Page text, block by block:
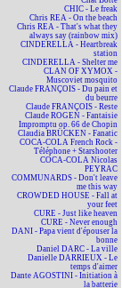
CHIC - Le freak
Chris REA - On the beach
Chris REA - That's what they
always say (rainbow mix)
CINDERELLA - Heartbreak
station
CINDERELLA - Shelter me
CLAN OF XYMOX -
Muscoviet mosquito
Claude FRANÇOIS - Du pain et
du beurre
Claude FRANÇOIS - Reste
Claude ROGEN - Fantaisie
Impromptu op. 66 de Chopin
Claudia BRÜCKEN - Fanatic
COCA-COLA French Rock -
Téléphone + Starshooter
COCA-COLA Nicolas
PEYRAC
COMMUNARDS - Don't leave
me this way
CROWDED HOUSE - Fall at
your feet
CURE - Just like heaven
CURE - Never enough
DANI - Papa vient d'épouser la
bonne
Daniel DARC - La ville
Danielle DARRIEUX - Le
temps d'aimer
Dante AGOSTINI - Initiation à
la batterie